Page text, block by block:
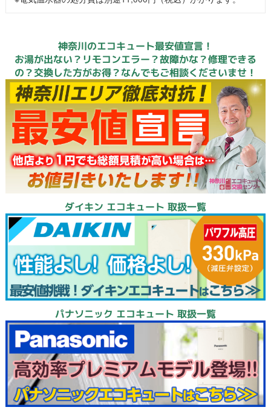
神奈川のエコキュート最安値宣言！
お湯が出ない？リモコンエラー？故障かな？修理できる
の？交換した方がお得？なんでもご相談くださいませ！
ダイキン エコキュート 取扱一覧
パナソニック エコキュート 取扱一覧